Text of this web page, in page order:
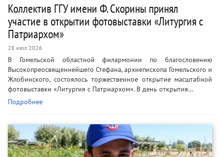
Коллектив ГГУ имени Ф. Скорины принял
участие в открытии фотовыставки «Литургия с
Патриархом»
28 июл 2026
В Гомельской областной филармонии по благословению
Высокопреосвященнейшего Стефана, архиепископа Гомельского и
Жлобинского, состоялось торжественное открытие масштабной
фотовыставки «Литургия с Патриархом». В день открытия…
Подробнее